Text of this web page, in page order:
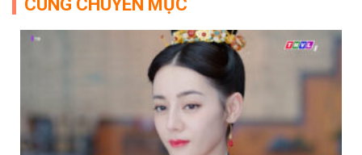
CÙNG CHUYÊN MỤC